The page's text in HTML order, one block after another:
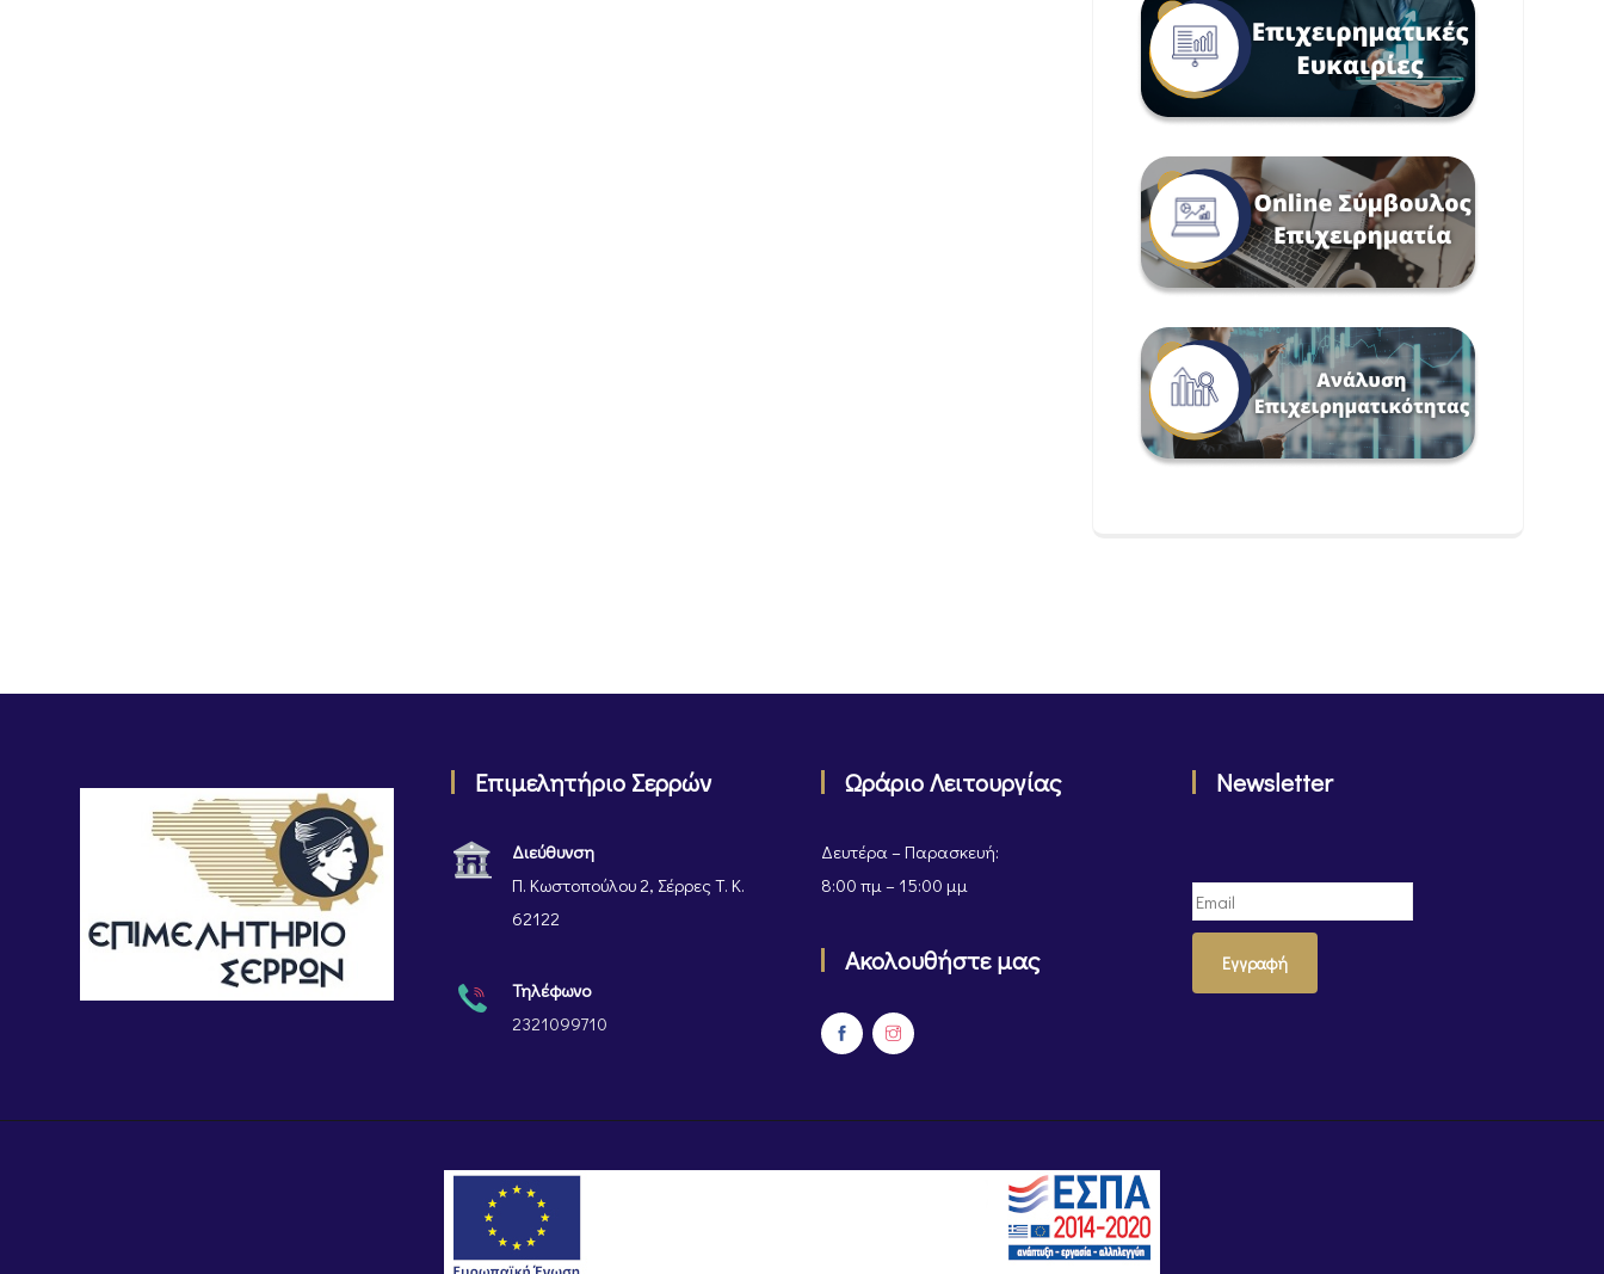
Επιμελητήριο Σερρών
Διεύθυνση
Π. Κωστοπούλου 2, Σέρρες Τ. Κ.
62122
Τηλέφωνο
2321099710
Ωράριο Λειτουργίας
Δευτέρα – Παρασκευή:
8:00 πμ – 15:00 μμ
Ακολουθήστε μας
Newsletter
Εγγραφή